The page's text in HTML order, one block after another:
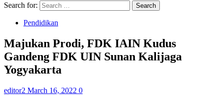
Search for:
Pendidikan
Majukan Prodi, FDK IAIN Kudus
Gandeng FDK UIN Sunan Kalijaga
Yogyakarta
editor2 March 16, 2022 0